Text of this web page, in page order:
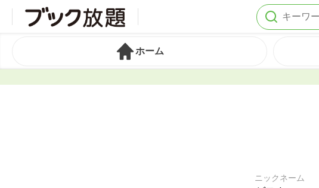
ホーム
ニックネーム